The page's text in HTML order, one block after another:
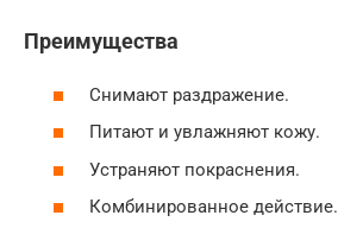
Преимущества
Снимают раздражение.
Питают и увлажняют кожу.
Устраняют покраснения.
Комбинированное действие.